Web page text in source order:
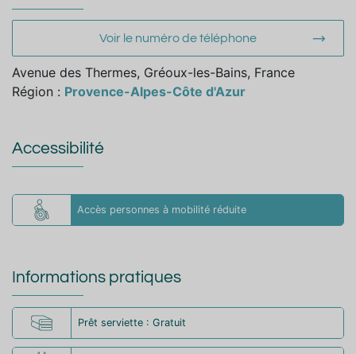
Voir le numéro de téléphone
Avenue des Thermes, Gréoux-les-Bains, France
Région : Provence-Alpes-Côte d'Azur
Accessibilité
Accès personnes à mobilité réduite
Informations pratiques
Prêt serviette : Gratuit